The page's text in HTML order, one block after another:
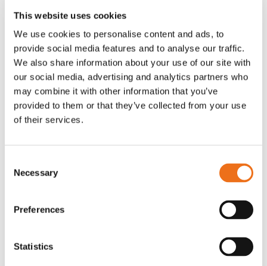
This website uses cookies
We use cookies to personalise content and ads, to
provide social media features and to analyse our traffic.
We also share information about your use of our site with
our social media, advertising and analytics partners who
may combine it with other information that you’ve
provided to them or that they’ve collected from your use
of their services.
Selection
Necessary
Preferences
Statistics
Lägg till i varukorg
Rotor, komplett med slagor
OR80013456G
(ex. moms)
Grön truckknapp
A00220
kr (ex. moms)
Lägg till i varukorg
Rotor teeth 8t/6k 7.5Gr/8 R6/14 Rotor teeth 8t/6k 0Gr/8 R6/14